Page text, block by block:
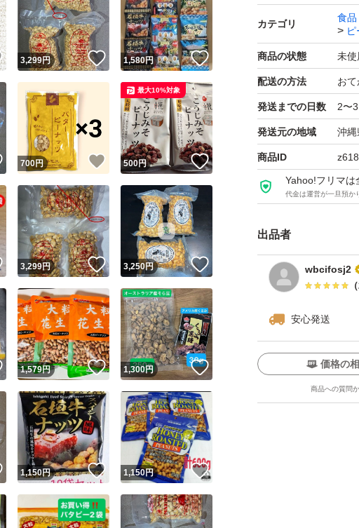
カテゴリ
食品
商品の状態 未使
配送の方法 おて
発送までの日数 2〜
発送元の地域 沖縄
商品ID
Yahoo!フリマは
代金は運営が一旦預か
出品者
wbcifosj2
（
安心発送
ユーザーの実績について
Yahoo!フリマが定めた一定の基準を満たしたユーザーにバッジを付与しています
安心取引出品者
安心取引出品者 Yahoo!フリマの基準をクリアした安心・安全なユーザーです
取引実績
取引実績◯+ このユーザーはYahoo!フリマの取引を完了させた実績がありま
価格の
商品への質問
この商品の情報をコピーします
商品画像の無断転載は禁止されています
コピーは1商品につき1回です
いいね！
3,299円 いいね！
1,580円
いいね！
700円 いいね！
500円 いいね！
最大10%対象
いいね！
3,299円 いいね！
3,250円
いいね！
1,579円 いいね！
1,300円 いいね！
いいね！
1,150円 いいね！
1,150円 いいね！